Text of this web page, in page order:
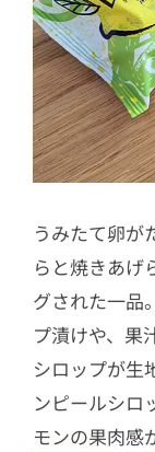
うみたて卵が
らと焼きあげ
グされた一品
プ漬けや、果
シロップが生
ンピールシロ
モンの果肉感